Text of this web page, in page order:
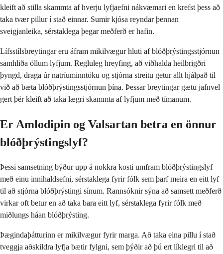
kleift að stilla skammta af hverju lyfjaefni nákvæmari en krefst þess að
taka tvær pillur í stað einnar. Sumir kjósa reyndar þennan
sveigjanleika, sérstaklega þegar meðferð er hafin.
Lífsstílsbreytingar eru áfram mikilvægur hluti af blóðþrýstingsstjórnun
samhliða öllum lyfjum. Regluleg hreyfing, að viðhalda heilbrigðri
þyngd, draga úr natríuminntöku og stjórna streitu getur allt hjálpað til
við að bæta blóðþrýstingsstjórnun þína. Þessar breytingar gætu jafnvel
gert þér kleift að taka lægri skammta af lyfjum með tímanum.
Er Amlodipin og Valsartan betra en önnur
blóðþrýstingslyf?
Þessi samsetning býður upp á nokkra kosti umfram blóðþrýstingslyf
með einu innihaldsefni, sérstaklega fyrir fólk sem þarf meira en eitt lyf
til að stjórna blóðþrýstingi sínum. Rannsóknir sýna að samsett meðferð
virkar oft betur en að taka bara eitt lyf, sérstaklega fyrir fólk með
miðlungs háan blóðþrýsting.
Þægindaþátturinn er mikilvægur fyrir marga. Að taka eina pillu í stað
tveggja aðskildra lyfja bætir fylgni, sem þýðir að þú ert líklegri til að